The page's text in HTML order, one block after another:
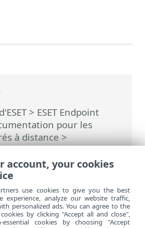
> ESET Endpoint
pour les
à distance>
produit dans ESET
de détection>
sur le nuage
account, your cookies
use cookies to give you the best
experience, analyze our website traffic,
personalized ads. You can agree to the
by clicking "Accept all and close",
cookies by choosing "Accept